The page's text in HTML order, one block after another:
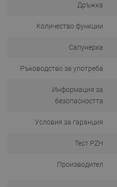
Дръжка
Количество функции
Сапунерка
Ръководство за употреба
Информация за
безопасността
Условия за гаранция
Тест PZH
Производител